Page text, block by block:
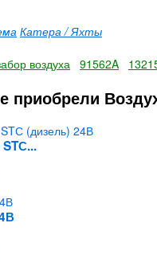
Катера / Яхты
воздуха 91562A
приобрели